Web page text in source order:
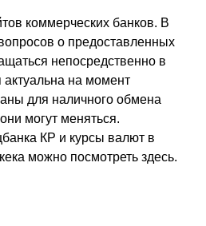
коммерческих банков. В
о предоставленных
непосредственно в
на момент
для наличного обмена
могут меняться.
КР и курсы валют в
можно посмотреть здесь.